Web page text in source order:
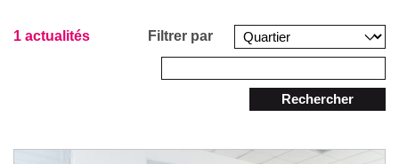
1 actualités Filtrer par
Rechercher